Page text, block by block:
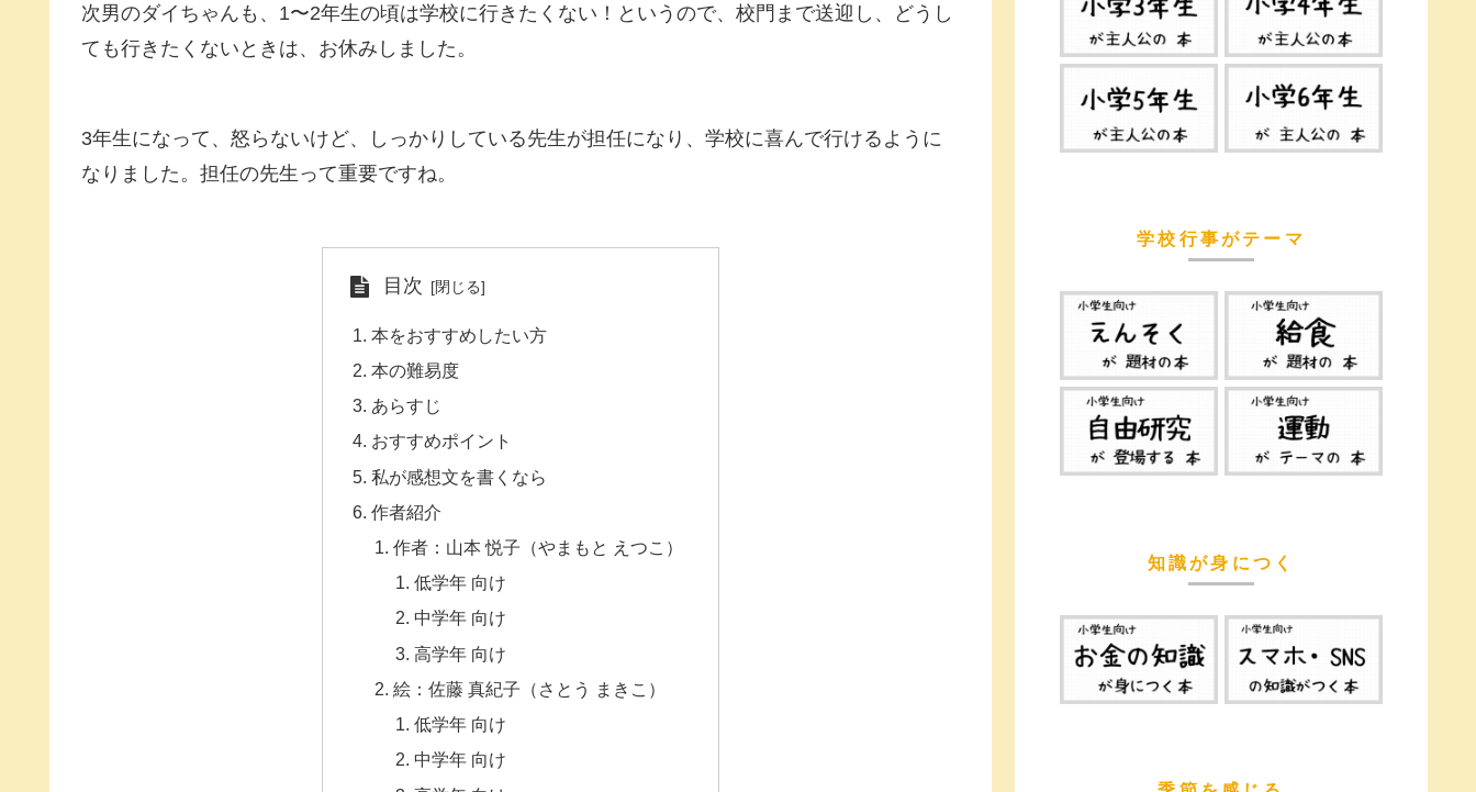
次男のダイちゃんも、1〜2年生の頃は学校に行きたくない！というので、校門まで送迎し、どうし
ても行きたくないときは、お休みしました。
3年生になって、怒らないけど、しっかりしている先生が担任になり、学校に喜んで行けるように
なりました。担任の先生って重要ですね。
目次
本をおすすめしたい方
本の難易度
あらすじ
おすすめポイント
私が感想文を書くなら
作者紹介
作者：山本 悦子（やまもと えつこ）
低学年 向け
中学年 向け
高学年 向け
絵：佐藤 真紀子（さとう まきこ）
低学年 向け
中学年 向け
学校行事がテーマ
知識が身につく